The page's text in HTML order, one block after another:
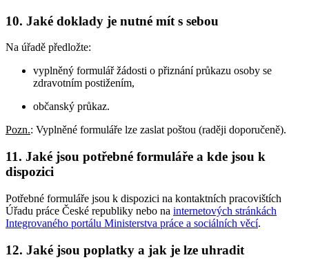
10. Jaké doklady je nutné mít s sebou
Na úřadě předložte:
vyplněný formulář žádosti o přiznání průkazu osoby se
zdravotním postižením,
občanský průkaz.
Pozn.: Vyplněné formuláře lze zaslat poštou (raději doporučeně).
11. Jaké jsou potřebné formuláře a kde jsou k
dispozici
Potřebné formuláře jsou k dispozici na kontaktních pracovištích
Úřadu práce České republiky nebo na internetových stránkách
Integrovaného portálu Ministerstva práce a sociálních věcí.
12. Jaké jsou poplatky a jak je lze uhradit